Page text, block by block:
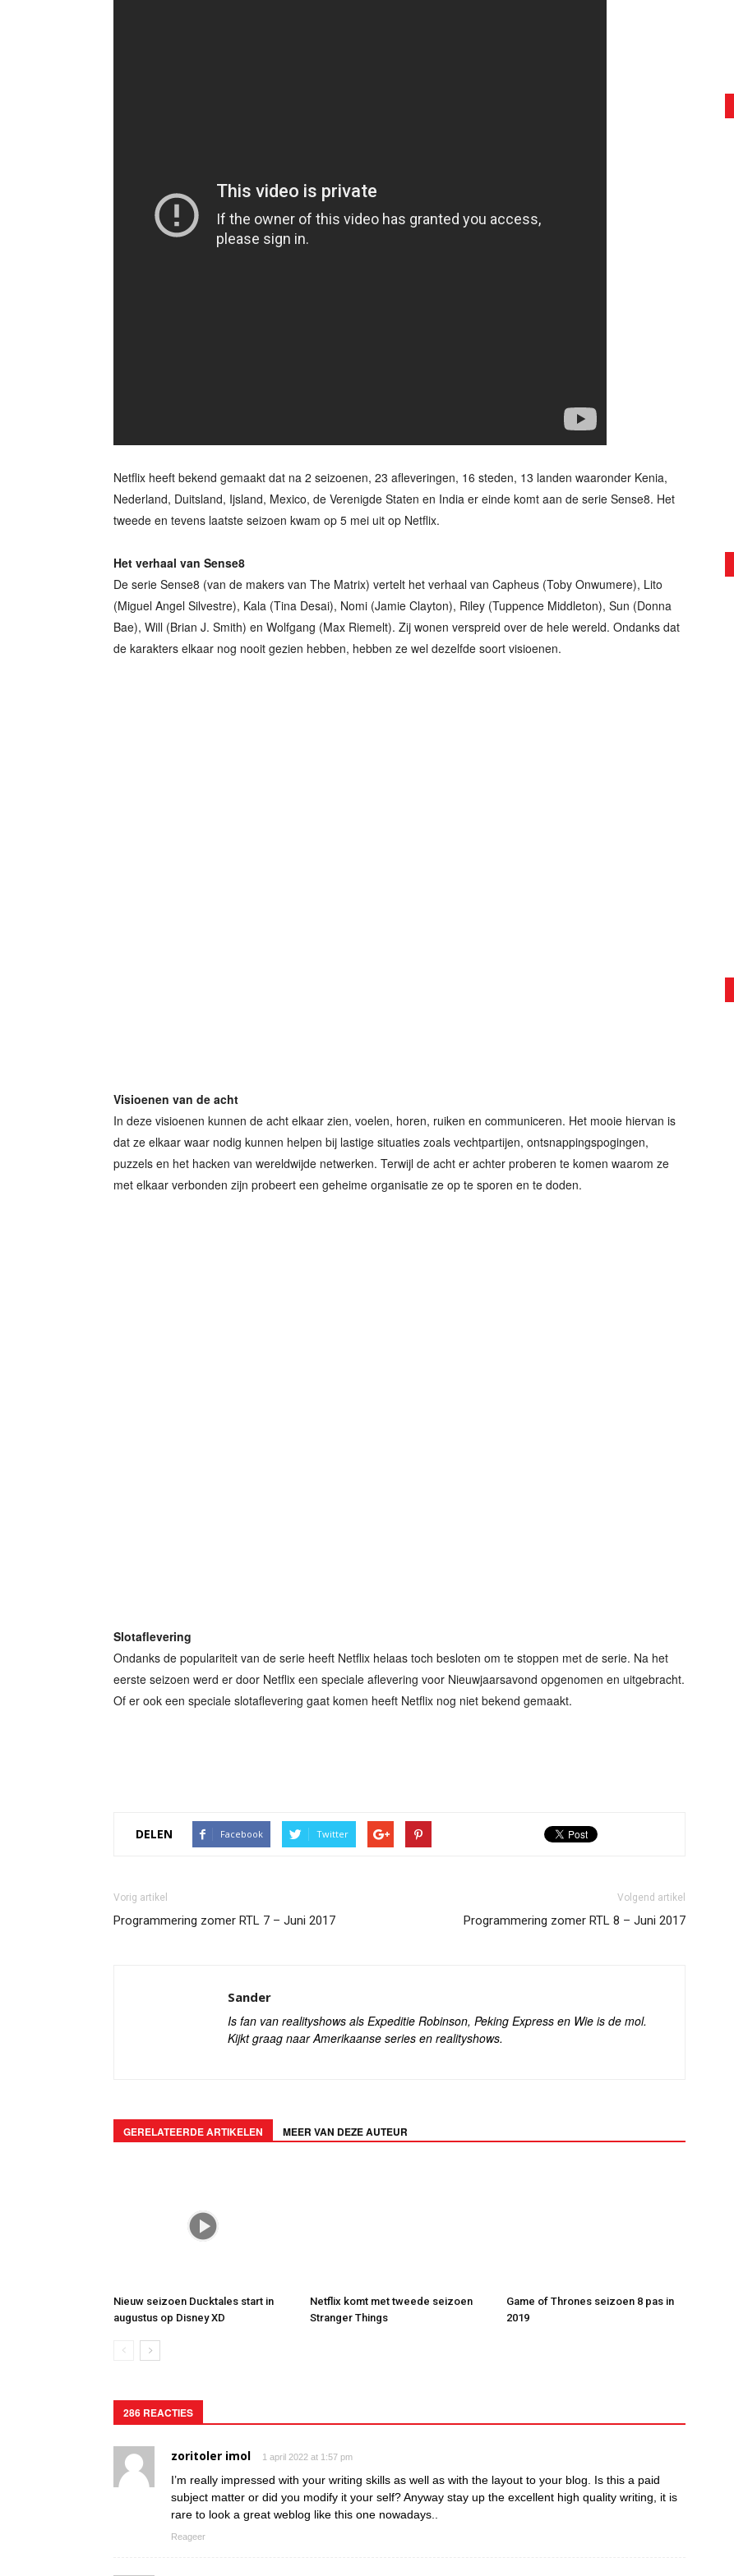
Netflix heeft bekend gemaakt dat na 2 seizoenen, 23 afleveringen, 16 steden, 13 landen waaronder Kenia,
Nederland, Duitsland, Ijsland, Mexico, de Verenigde Staten en India er einde komt aan de serie Sense8. Het
tweede en tevens laatste seizoen kwam op 5 mei uit op Netflix.
Het verhaal van Sense8
De serie Sense8 (van de makers van The Matrix) vertelt het verhaal van Capheus (Toby Onwumere), Lito
(Miguel Angel Silvestre), Kala (Tina Desai), Nomi (Jamie Clayton), Riley (Tuppence Middleton), Sun (Donna
Bae), Will (Brian J. Smith) en Wolfgang (Max Riemelt). Zij wonen verspreid over de hele wereld. Ondanks dat
de karakters elkaar nog nooit gezien hebben, hebben ze wel dezelfde soort visioenen.
Visioenen van de acht
In deze visioenen kunnen de acht elkaar zien, voelen, horen, ruiken en communiceren. Het mooie hiervan is
dat ze elkaar waar nodig kunnen helpen bij lastige situaties zoals vechtpartijen, ontsnappingspogingen,
puzzels en het hacken van wereldwijde netwerken. Terwijl de acht er achter proberen te komen waarom ze
met elkaar verbonden zijn probeert een geheime organisatie ze op te sporen en te doden.
Slotaflevering
Ondanks de populariteit van de serie heeft Netflix helaas toch besloten om te stoppen met de serie. Na het
eerste seizoen werd er door Netflix een speciale aflevering voor Nieuwjaarsavond opgenomen en uitgebracht.
Of er ook een speciale slotaflevering gaat komen heeft Netflix nog niet bekend gemaakt.
DELEN Facebook Twitter
Vorig artikel
Programmering zomer RTL 7 – Juni 2017
Volgend artikel
Programmering zomer RTL 8 – Juni 2017
Sander
Is fan van realityshows als Expeditie Robinson, Peking Express en Wie is de mol.
Kijkt graag naar Amerikaanse series en realityshows.
GERELATEERDE ARTIKELEN MEER VAN DEZE AUTEUR
Nieuw seizoen Ducktales start in
augustus op Disney XD
Netflix komt met tweede seizoen
Stranger Things
Game of Thrones seizoen 8 pas in
2019
286 REACTIES
zoritoler imol 1 april 2022 at 1:57 pm
I’m really impressed with your writing skills as well as with the layout to your blog. Is this a paid
subject matter or did you modify it your self? Anyway stay up the excellent high quality writing, it is
rare to look a great weblog like this one nowadays..
Reageer